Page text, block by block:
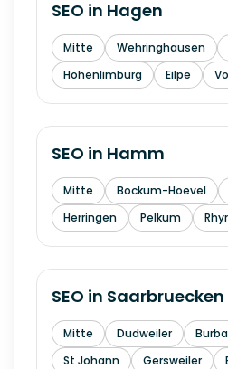
SEO in Hagen
Mitte Wehringhausen
Hohenlimburg
Eilpe
SEO in Hamm
Mitte Bockum-Hoevel
Herringen
Pelkum
SEO in Saarbruecken
Mitte Dudweiler
St Johann
Gersweiler